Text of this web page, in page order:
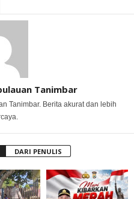
Tanimbar
Tanimbar. Berita akurat dan lebih
DARI PENULIS